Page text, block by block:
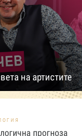
на артистите
прогноза